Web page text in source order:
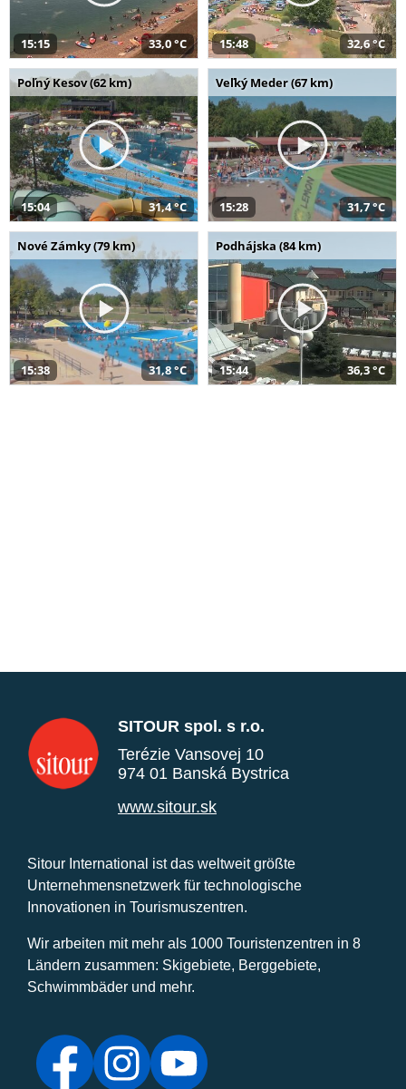
15:15 33,0 °C 15:48 32,6 °C
Poľný Kesov (62 km)
15:04 31,4 °C
Veľký Meder (67 km)
15:28 31,7 °C
Nové Zámky (79 km)
15:38 31,8 °C
Podhájska (84 km)
15:44 36,3 °C
SITOUR spol. s r.o.
Terézie Vansovej 10
974 01 Banská Bystrica
www.sitour.sk
Sitour International ist das weltweit größte
Unternehmensnetzwerk für technologische
Innovationen in Tourismuszentren.
Wir arbeiten mit mehr als 1000 Touristenzentren in 8
Ländern zusammen: Skigebiete, Berggebiete,
Schwimmbäder und mehr.